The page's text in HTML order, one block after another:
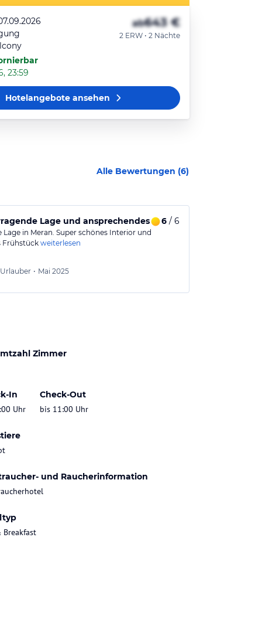
23:59
ab643 €
2 ERW • 2 Nächte
Hotelangeboteansehen
Alle Bewertungen (6)
Lage und ansprechendes Ambiente in Meran
6/ 6
Lage in Meran. Super schönes Interior und
Frühstück weiterlesen
Urlauber • Mai 2025
Zimmer
In
Uhr
Check-Out
bis 11:00 Uhr
und Raucherinformation
Breakfast